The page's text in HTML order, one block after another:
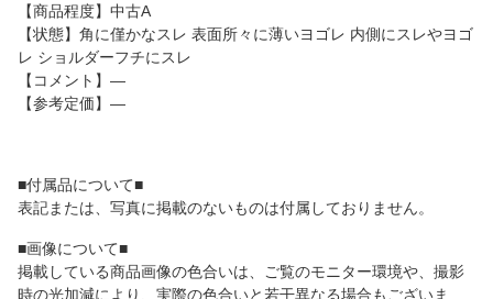
【商品程度】中古A
【状態】角に僅かなスレ 表面所々に薄いヨゴレ 内側にスレやヨゴ
レ ショルダーフチにスレ
【コメント】―
【参考定価】―
■付属品について■
表記または、写真に掲載のないものは付属しておりません。
■画像について■
掲載している商品画像の色合いは、ご覧のモニター環境や、撮影
時の光加減により、実際の色合いと若干異なる場合もございま